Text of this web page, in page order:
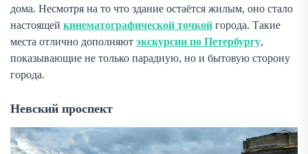
дома. Несмотря на то что здание остаётся жилым, оно стало
настоящей кинематографической точкой города. Такие
места отлично дополняют экскурсии по Петербургу,
показывающие не только парадную, но и бытовую сторону
города.
Невский проспект